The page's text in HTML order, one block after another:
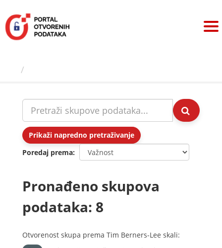
sadržaj
Prikaži napredno pretraživanje
Poredaj prema
Pronađeno skupova
podataka: 8
Otvorenost skupa prema Tim Berners-Lee skali: